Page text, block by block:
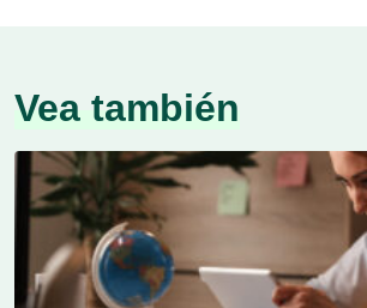
Vea también